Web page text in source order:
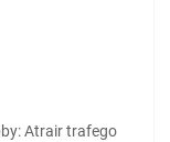
Atrair trafego